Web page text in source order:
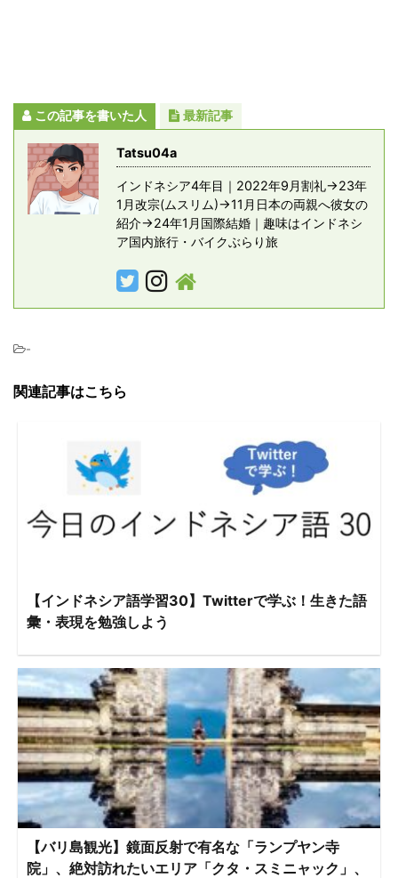
この記事を書いた人 最新記事
Tatsu04a
インドネシア4年目｜2022年9月割礼→23年
1月改宗(ムスリム)→11月日本の両親へ彼女の
紹介→24年1月国際結婚｜趣味はインドネシ
ア国内旅行・バイクぶらり旅
-
関連記事はこちら
【インドネシア語学習30】Twitterで学ぶ！生きた語
彙・表現を勉強しよう
【バリ島観光】鏡面反射で有名な「ランプヤン寺
院」、絶対訪れたいエリア「クタ・スミニャック」、